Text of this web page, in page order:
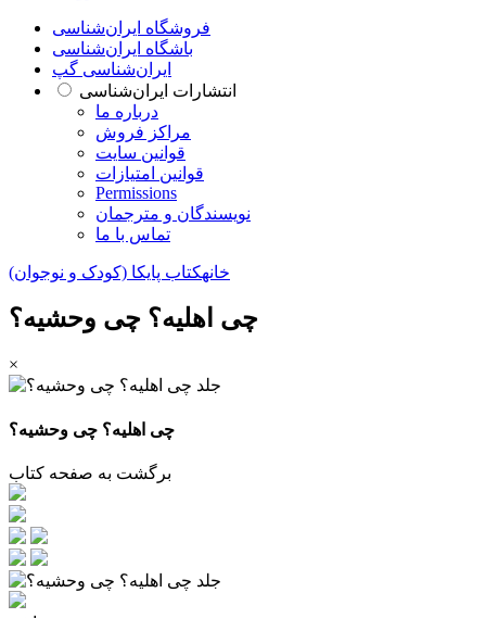
فروشگاه ایران‌شناسی
باشگاه ایران‌شناسی
ایران‌شناسی گپ
انتشارات ایران‌شناسی
درباره ما
مراکز فروش
قوانین سایت
قوانین امتیازات
Permissions
نویسندگان و مترجمان
تماس با ما
خانهکتاب‌ پایکا (کودک و نوجوان)
چی اهلیه؟ چی وحشیه؟
×
چی اهلیه؟ چی وحشیه؟
برگشت به صفحه کتاب